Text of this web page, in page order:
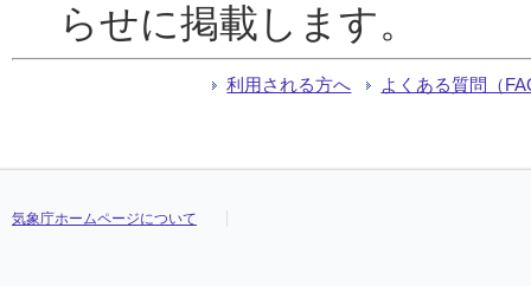
らせに掲載します。
利用される方へ よくある質問（
気象庁ホームページについて